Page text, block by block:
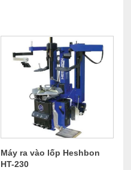
Máy ra vào lốp Heshbon
HT-230